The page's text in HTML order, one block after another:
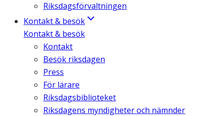
Riksdagsförvaltningen
Kontakt & besök
Kontakt & besök
Kontakt
Besök riksdagen
Press
För lärare
Riksdagsbiblioteket
Riksdagens myndigheter och nämnder